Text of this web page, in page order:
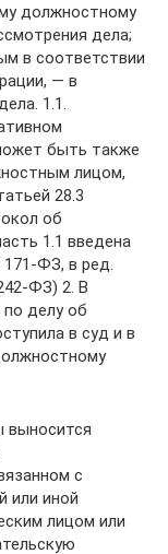
должностному
дела;
в соответствии
— в
1.1.
быть также
лицом,
28.3
об
1.1 введена
ФЗ, в ред.
ФЗ) 2. В
по делу об
в суд и в
выносится
с
или иной
лицом или